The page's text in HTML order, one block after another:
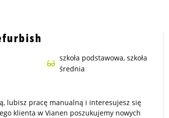
szkoła podstawowa, szkoła
średnia
lubisz pracę manualną i interesujesz się
klienta w Vianen poszukujemy nowych